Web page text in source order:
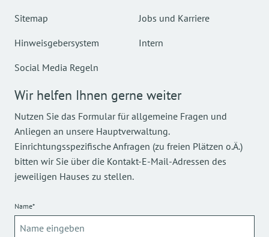
Sitemap
Hinweisgebersystem
Social Media Regeln
Jobs und Karriere
Intern
Wir helfen Ihnen gerne weiter
Nutzen Sie das Formular für allgemeine Fragen und
Anliegen an unsere Hauptverwaltung.
Einrichtungsspezifische Anfragen (zu freien Plätzen o.Ä.)
bitten wir Sie über die Kontakt-E-Mail-Adressen des
jeweiligen Hauses zu stellen.
Name*